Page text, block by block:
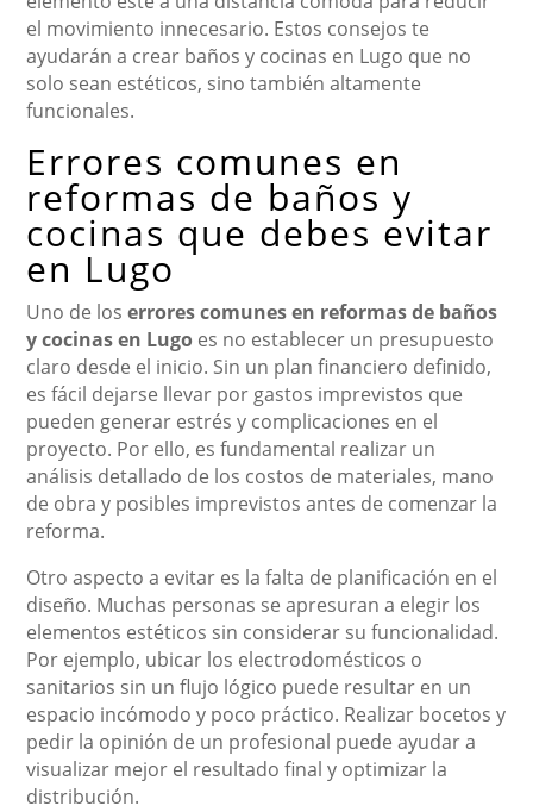
el movimiento innecesario. Estos consejos te
ayudarán a crear baños y cocinas en Lugo que no
solo sean estéticos, sino también altamente
funcionales.
Errores comunes en
reformas de baños y
cocinas que debes evitar
en Lugo
Uno de loserrores comunes en reformas de baños
y cocinas en Lugo es no establecer un presupuesto
claro desde el inicio. Sin un plan financiero definido,
es fácil dejarse llevar por gastos imprevistos que
pueden generar estrés y complicaciones en el
proyecto. Por ello, es fundamental realizar un
análisis detallado de los costos de materiales, mano
de obra y posibles imprevistos antes de comenzar la
reforma.
Otro aspecto a evitar es la falta de planificación en el
diseño. Muchas personas se apresuran a elegir los
elementos estéticos sin considerar su funcionalidad.
Por ejemplo, ubicar los electrodomésticos o
sanitarios sin un flujo lógico puede resultar en un
espacio incómodo y poco práctico. Realizar bocetos y
pedir la opinión de un profesional puede ayudar a
visualizar mejor el resultado final y optimizar la
distribución.